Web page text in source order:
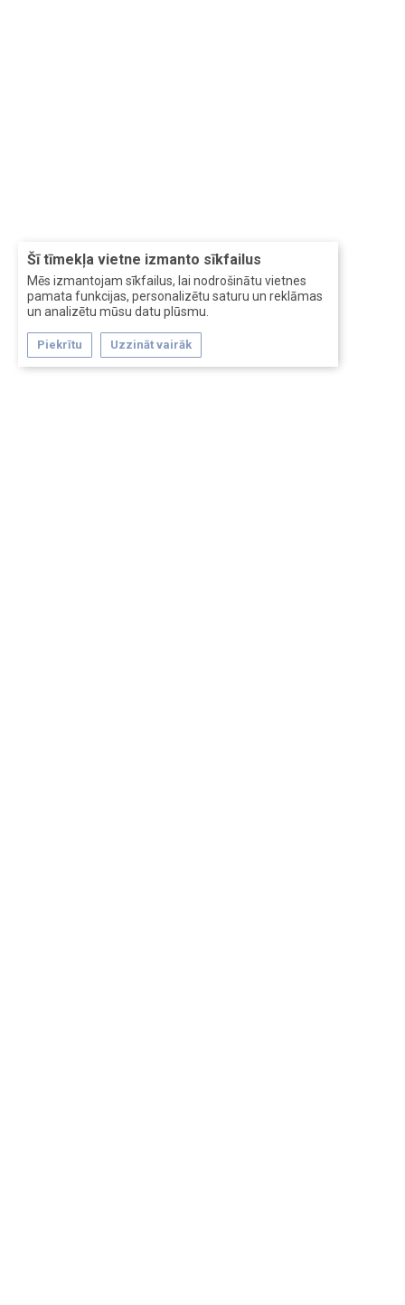
Šī tīmekļa vietne izmanto sīkfailus
Mēs izmantojam sīkfailus, lai nodrošinātu vietnes
pamata funkcijas, personalizētu saturu un reklāmas
un analizētu mūsu datu plūsmu.
Piekrītu Uzzināt vairāk